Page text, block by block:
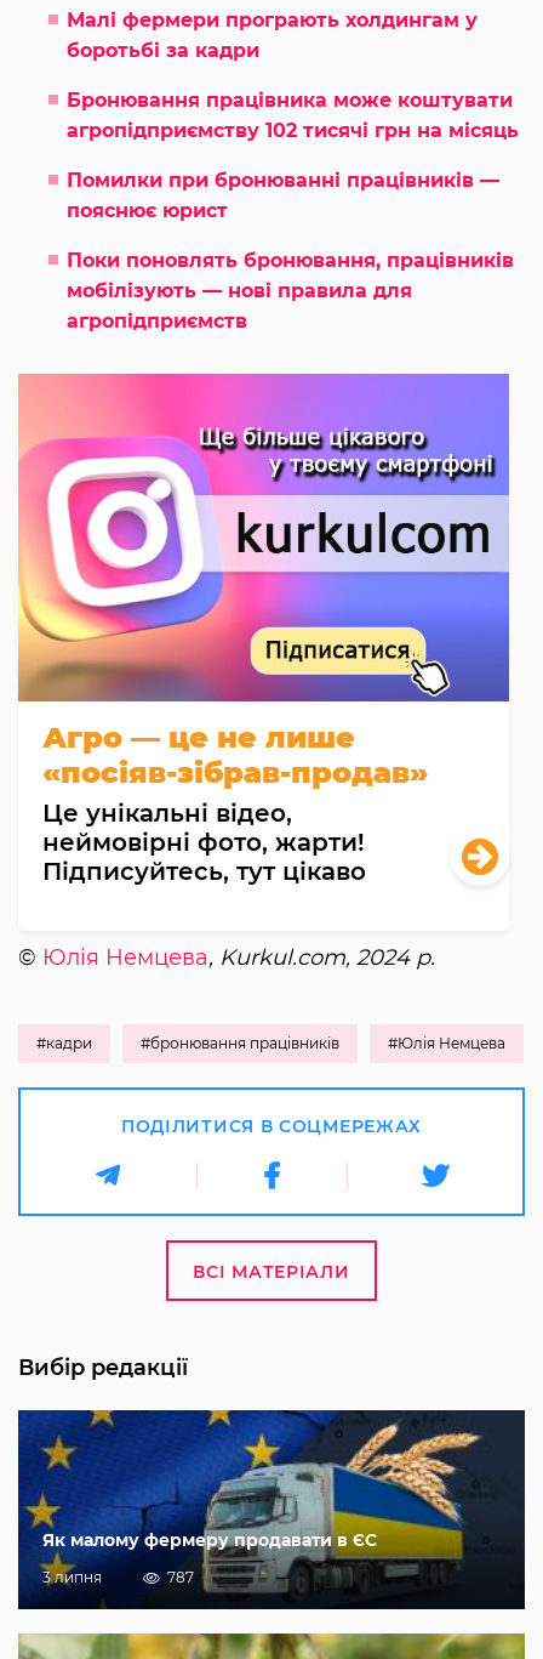
Малі фермери програють холдингам у
боротьбі за кадри
Бронювання працівника може коштувати
агропідприємству 102 тисячі грн на місяць
Помилки при бронюванні працівників —
пояснює юрист
Поки поновлять бронювання, працівників
мобілізують — нові правила для
агропідприємств
Агро — це не лише
«посіяв-зібрав-продав»
Це унікальні відео,
неймовірні фото, жарти!
Підписуйтесь, тут цікаво
© Юлія Немцева, Kurkul.com, 2024 р.
#кадри #бронювання працівників #Юлія Немцева
ПОДІЛИТИСЯ В СОЦМЕРЕЖАХ
ВСІ МАТЕРІАЛИ
Вибір редакції
Як малому фермеру продавати в ЄС
3 липня 787